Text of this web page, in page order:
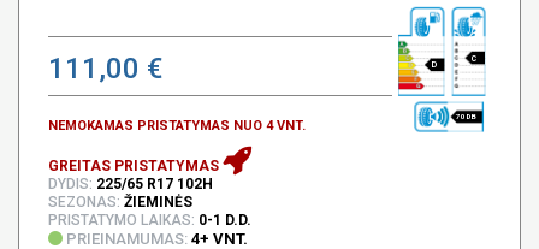
111,00 €
NEMOKAMAS PRISTATYMAS NUO 4 VNT.
D
C
70 DB
GREITAS PRISTATYMAS
DYDIS: 225/65 R17 102H
SEZONAS: ŽIEMINĖS
PRISTATYMO LAIKAS: 0-1 D.D.
PRIEINAMUMAS: 4+ VNT.